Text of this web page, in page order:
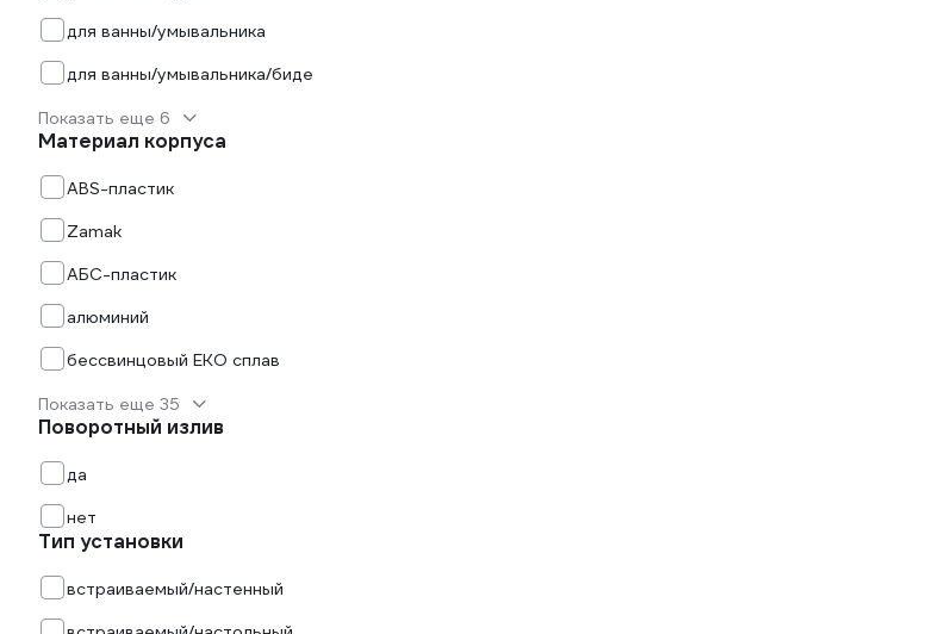
для ванны/умывальника
для ванны/умывальника/биде
Показать еще 6
Материал корпуса
ABS-пластик
Zamak
АБС-пластик
алюминий
бессвинцовый EKO сплав
Показать еще 35
Поворотный излив
да
нет
Тип установки
встраиваемый/настенный